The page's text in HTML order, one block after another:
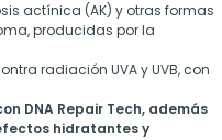
actínica (AK) y otras formas
producidas por la
radiación UVA y UVB, con
DNA Repair Tech, además
hidratantes y